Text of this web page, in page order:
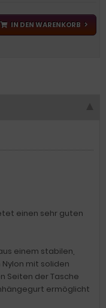
IN DEN WARENKORB
einen sehr guten
einem stabilen,
mit soliden
Seiten der Tasche
ermöglicht